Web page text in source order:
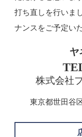
打ち直しを行いま
ナンスをご予定い
ヤ
株式会社
東京都世田谷